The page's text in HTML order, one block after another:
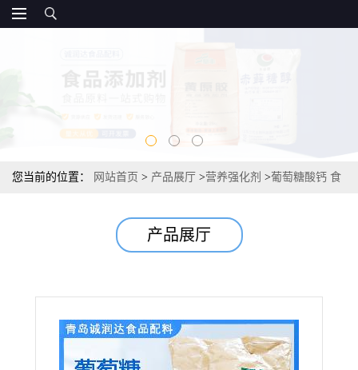
您当前的位置： 网站首页 > 产品展厅 >营养强化剂 >葡萄糖酸钙 食
产品展厅